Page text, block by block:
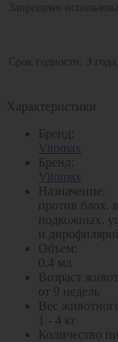
Запрещено использо
Срок годности: 3 года.
Характеристики
Бренд:
Vitomax
Бренд:
Vitomax
Назначение:
против блох.
подкожных.
и
Объем:
0.4 мл
Возраст
от 9 недель
Вес
1 - 4 кг
Количество